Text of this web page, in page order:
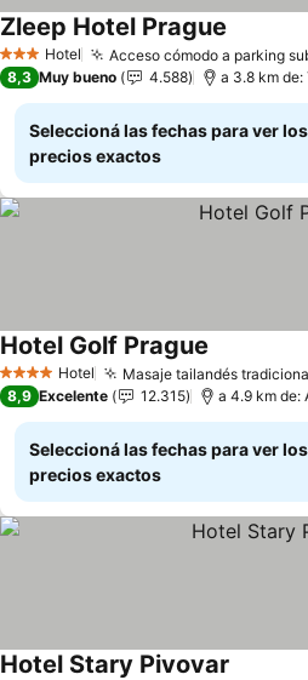
3 Estrellas
Hotel Acceso cómodo a parking
Zleep Hotel Prague
8,3 Muy bueno 4.588 a 3.8 km de:
Seleccioná las fechas para ver los
precios exactos
4 EstrellasHotel Masaje tailandés
Hotel Golf Prague
8,9 Excelente 12.315
Seleccioná las fechas para ver los
precios exactos
Hotel Stary Pivovar